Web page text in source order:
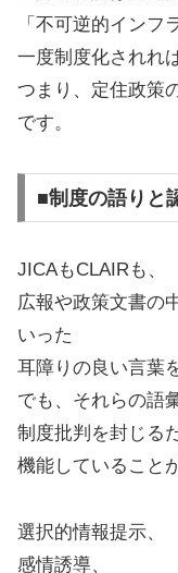
「不可逆的インフ
一度制度化されれ
つまり、定住政策
です。
■制度の語りと
JICAもCLAIRも、
広報や政策文書の
いった
耳障りの良い言葉
でも、それらの語
制度批判を封じる
機能していること
選択的情報提示、
感情誘導、